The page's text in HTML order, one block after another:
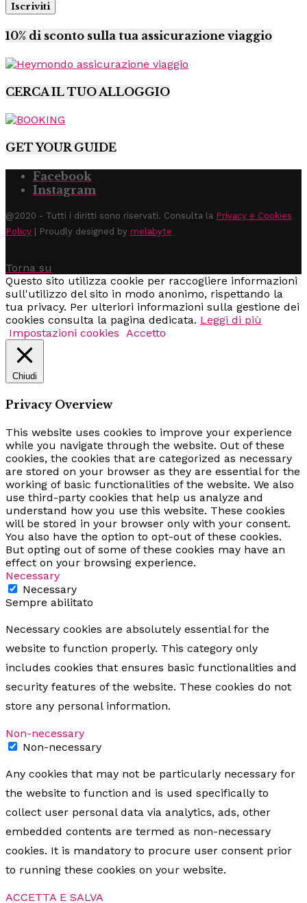
10% di sconto sulla tua assicurazione viaggio
CERCA IL TUO ALLOGGIO
GET YOUR GUIDE
Facebook
Instagram
@2020 - Tutti i diritti sono riservati. Consulta la Privacy e Cookies
Policy | Proudly designed by melabyte
Torna su
Questo sito utilizza cookie per raccogliere informazioni
sull'utilizzo del sito in modo anonimo, rispettando la
tua privacy. Per ulteriori informazioni sulla gestione dei
cookies consulta la pagina dedicata. Leggi di più
Impostazioni cookies
Accetto
Chiudi
Privacy Overview
This website uses cookies to improve your experience
while you navigate through the website. Out of these
cookies, the cookies that are categorized as necessary
are stored on your browser as they are essential for the
working of basic functionalities of the website. We also
use third-party cookies that help us analyze and
understand how you use this website. These cookies
will be stored in your browser only with your consent.
You also have the option to opt-out of these cookies.
But opting out of some of these cookies may have an
effect on your browsing experience.
Necessary
Necessary
Sempre abilitato
Necessary cookies are absolutely essential for the
website to function properly. This category only
includes cookies that ensures basic functionalities and
security features of the website. These cookies do not
store any personal information.
Non-necessary
Non-necessary
Any cookies that may not be particularly necessary for
the website to function and is used specifically to
collect user personal data via analytics, ads, other
embedded contents are termed as non-necessary
cookies. It is mandatory to procure user consent prior
to running these cookies on your website.
ACCETTA E SALVA